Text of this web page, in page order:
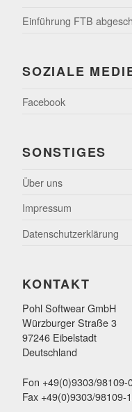
Einführung FTB
SOZIALE
Facebook
SONSTIGES
Über uns
Impressum
Datenschutzerklärung
KONTAKT
Pohl Softwear GmbH
Würzburger Straße 3
97246 Eibelstadt
Deutschland
Fon +49(0)9303/98109-
Fax +49(0)9303/98109-